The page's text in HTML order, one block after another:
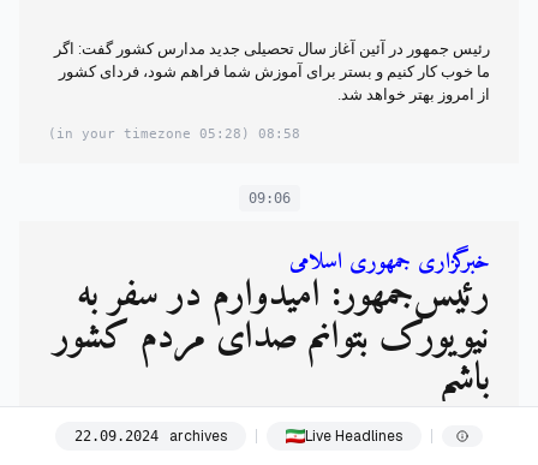
رئیس جمهور در آئین آغاز سال تحصیلی جدید مدارس کشور گفت: اگر
ما خوب کار کنیم و بستر برای آموزش شما فراهم شود، فردای کشور
از امروز بهتر خواهد شد.
08:58
(05:28 in your timezone)
09:06
خبرگزاری جمهوری اسلامی
رئیس‌جمهور: امیدوارم در سفر به
نیویورک بتوانم صدای مردم کشور
باشم
22.09.2024 archives Live Headlines